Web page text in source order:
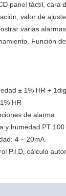
panel táctil,
valor de
varias
Función
± 1% HR +
HR
de alarma
y humedad PT
4 ~ 20mA
P.I.D, cálculo